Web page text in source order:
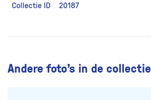
Collectie ID
20187
Andere foto’s in de collectie